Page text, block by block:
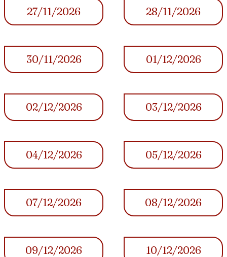
27/11/2026 28/11/2026
30/11/2026 01/12/2026
02/12/2026 03/12/2026
04/12/2026 05/12/2026
07/12/2026 08/12/2026
09/12/2026 10/12/2026